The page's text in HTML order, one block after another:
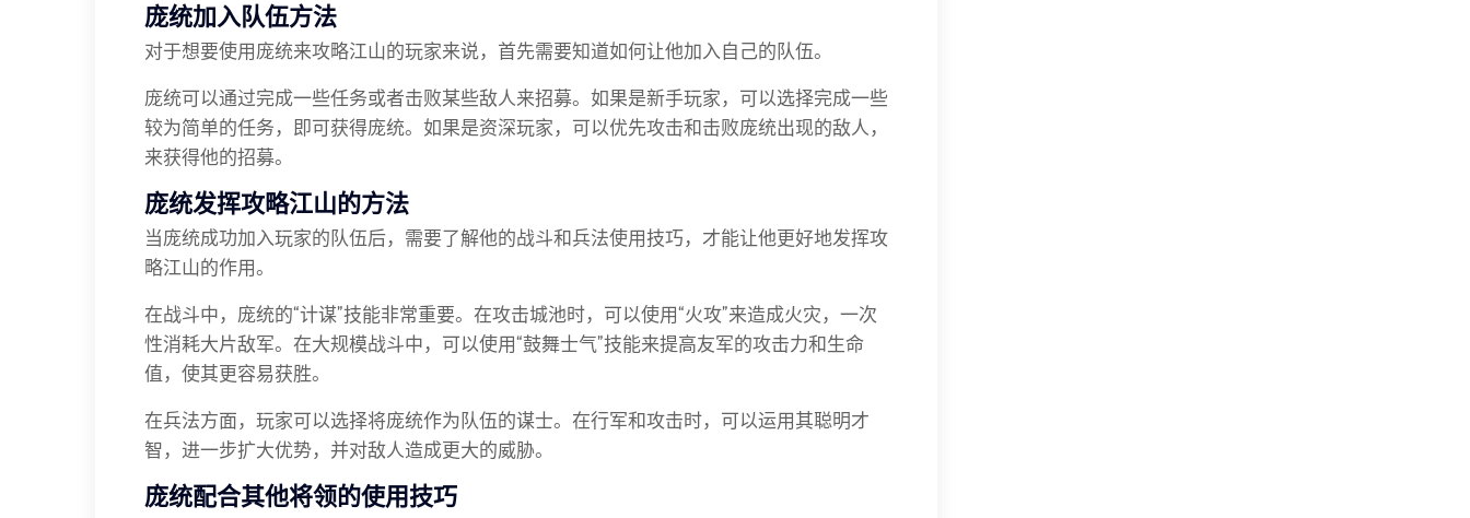
庞统加入队伍方法
对于想要使用庞统来攻略江山的玩家来说，首先需要知道如何让他加入自己的队伍。
庞统可以通过完成一些任务或者击败某些敌人来招募。如果是新手玩家，可以选择完成一些
较为简单的任务，即可获得庞统。如果是资深玩家，可以优先攻击和击败庞统出现的敌人，
来获得他的招募。
庞统发挥攻略江山的方法
当庞统成功加入玩家的队伍后，需要了解他的战斗和兵法使用技巧，才能让他更好地发挥攻
略江山的作用。
在战斗中，庞统的“计谋”技能非常重要。在攻击城池时，可以使用“火攻”来造成火灾，一次
性消耗大片敌军。在大规模战斗中，可以使用“鼓舞士气”技能来提高友军的攻击力和生命
值，使其更容易获胜。
在兵法方面，玩家可以选择将庞统作为队伍的谋士。在行军和攻击时，可以运用其聪明才
智，进一步扩大优势，并对敌人造成更大的威胁。
庞统配合其他将领的使用技巧